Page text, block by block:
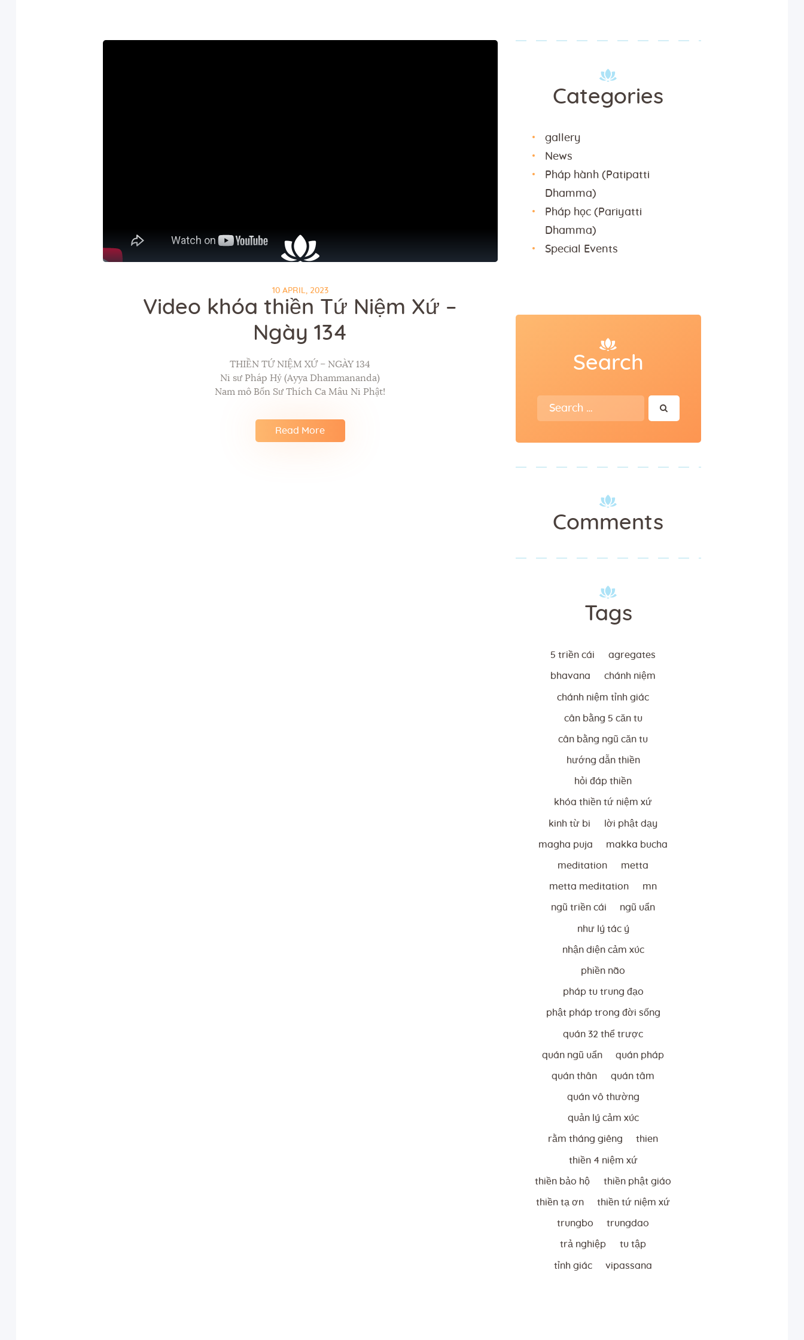
10 APRIL, 2023
Video khóa thiền Tứ Niệm Xứ –
Ngày 134
THIỀN TỨ NIỆM XỨ – NGÀY 134
Ni sư Pháp Hỷ (Ayya Dhammananda)
Nam mô Bổn Sư Thích Ca Mâu Ni Phật!
Read More
Categories
gallery
News
Pháp hành (Patipatti
Dhamma)
Pháp học (Pariyatti
Dhamma)
Special Events
Search
Search
for:
Comments
Tags
5 triền cái agregates
bhavana chánh niệm
chánh niệm tỉnh giác
cân bằng 5 căn tu
cân bằng ngũ căn tu
hướng dẫn thiền
hỏi đáp thiền
khóa thiền tứ niệm xứ
kinh từ bi lời phật dạy
magha puja makka bucha
meditation metta
metta meditation mn
ngũ triền cái ngũ uẩn
như lý tác ý
nhận diện cảm xúc
phiền não
pháp tu trung đạo
phật pháp trong đời sống
quán 32 thể trược
quán ngũ uẩn quán pháp
quán thân quán tâm
quán vô thường
quản lý cảm xúc
rằm tháng giêng thien
thiền 4 niệm xứ
thiền bảo hộ thiền phật giáo
thiền tạ ơn thiền tứ niệm xứ
trungbo trungdao
trả nghiệp tu tập
tỉnh giác vipassana